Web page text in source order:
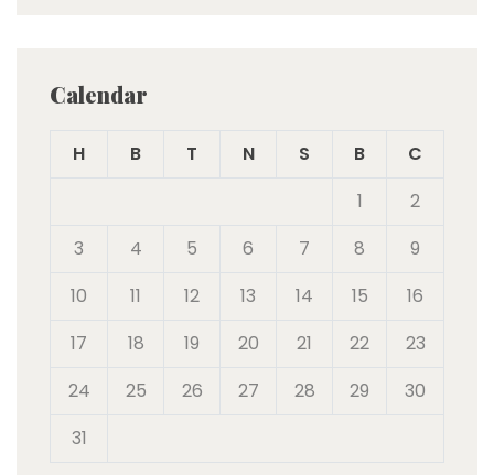
Calendar
H B T N S B
C
1
2
3
4 5 6 7 8
9
10
11 12 13 14 15
16
17
18 19 20 21 22
23
24
25 26 27 28 29
30
31